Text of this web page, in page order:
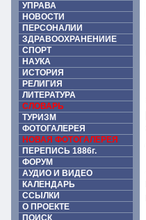
УПРАВА
НОВОСТИ
ПЕРСОНАЛИИ
ЗДРАВООХРАНЕНИИЕ
СПОРТ
НАУКА
ИСТОРИЯ
РЕЛИГИЯ
ЛИТЕРАТУРА
СЛОВАРЬ
ТУРИЗМ
ФОТОГАЛЕРЕЯ
НОВАЯ ФОТОГАЛЕРЕЯ
ПЕРЕПИСЬ 1886г.
ФОРУМ
АУДИО И ВИДЕО
КАЛЕНДАРЬ
ССЫЛКИ
О ПРОЕКТЕ
ПОИСК